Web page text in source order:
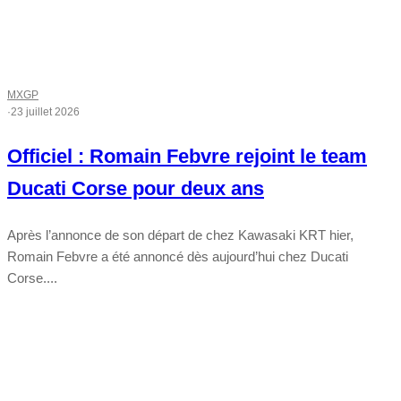
MXGP
·23 juillet 2026
Officiel : Romain Febvre rejoint le team
Ducati Corse pour deux ans
Après l’annonce de son départ de chez Kawasaki KRT hier,
Romain Febvre a été annoncé dès aujourd’hui chez Ducati
Corse....